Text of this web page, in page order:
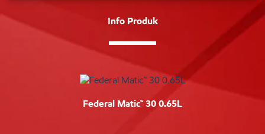
Info Produk
Federal Matic™ 30 0.65L